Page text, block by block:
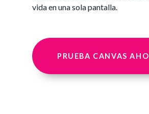
vida en una sola pantalla.
PRUEBA CANVAS